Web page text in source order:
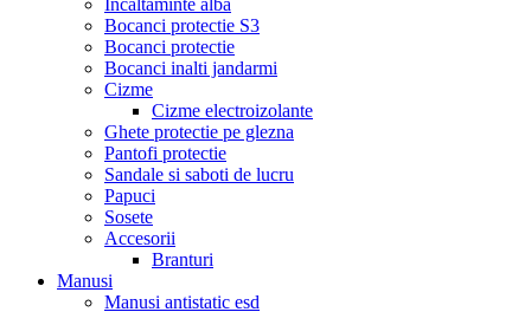
Incaltaminte alba
Bocanci protectie S3
Bocanci protectie
Bocanci inalti jandarmi
Cizme
Cizme electroizolante
Ghete protectie pe glezna
Pantofi protectie
Sandale si saboti de lucru
Papuci
Sosete
Accesorii
Branturi
Manusi
Manusi antistatic esd